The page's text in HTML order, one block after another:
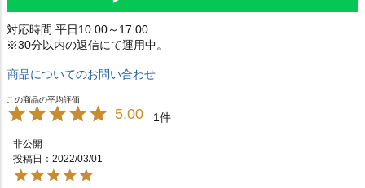
対応時間:平日10:00～17:00
※30分以内の返信にて運用中。
商品についてのお問い合わせ
5.00 1
非公開
投稿日
2022/03/01